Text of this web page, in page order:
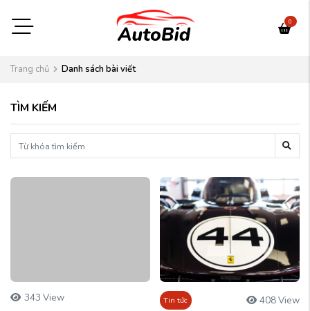
0
Trang chủ Danh sách bài viết
TÌM KIẾM
343 View Tin tức 408 View